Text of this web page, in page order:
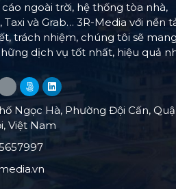
ngoài trời, hệ thống tòa nhà,
và Grab… 3R-Media với nền
trách nhiệm, chúng tôi sẽ
dịch vụ tốt nhất, hiệu quả
Ngọc Hà, Phường Đội Cấn,
Việt Nam